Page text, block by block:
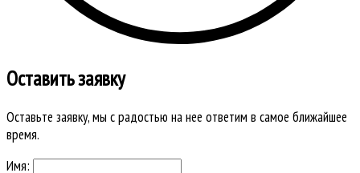
Оставить заявку
Оставьте заявку, мы с радостью на нее ответим в самое ближайшее
время.
Имя: